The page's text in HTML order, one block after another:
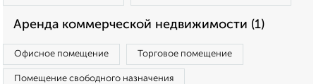
Аренда коммерческой недвижимости (1)
Офисное помещение Торговое помещение
Помещение свободного назначения